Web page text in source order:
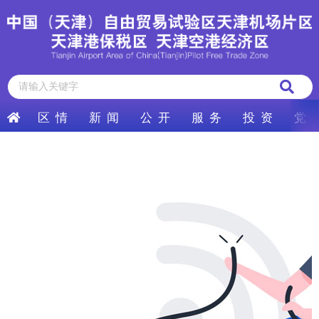
区 情 新 闻 公 开 服 务 投 资 党